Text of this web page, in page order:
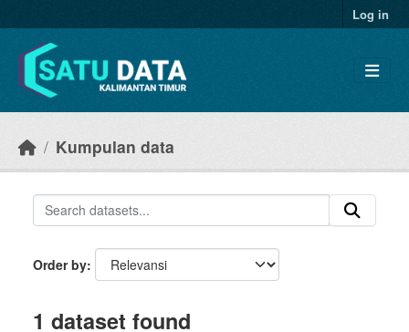
Log in
Kumpulan data
Order by
1 dataset found